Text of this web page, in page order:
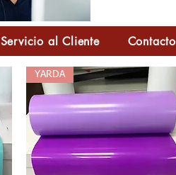
Servicio al Cliente Contacto
YARDA